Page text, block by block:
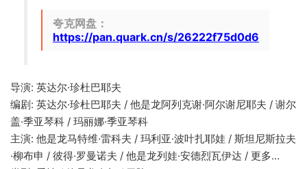
夸克网盘：
https://pan.quark.cn/s/26222f75d0d6
导演: 英达尔·珍杜巴耶夫
编剧: 英达尔·珍杜巴耶夫 / 他是龙阿列克谢·阿尔谢尼耶夫 / 谢尔
盖·季亚琴科 / 玛丽娜·季亚琴科
主演: 他是龙马特维·雷科夫 / 玛利亚·波叶扎耶娃 / 斯坦尼斯拉夫
·柳布申 / 彼得·罗曼诺夫 / 他是龙列娃·安德烈瓦伊达 / 更多…